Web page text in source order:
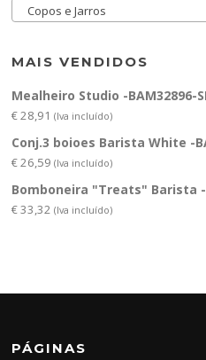
Copos e Jarros
MAIS VENDIDOS
Mealheiro Studio -BAM32896-
€28,91 (Iva incluído)
Conj.3 boioes Barista White -
€26,59 (Iva incluído)
Bomboneira "Treats" Barista -
€33,32 (Iva incluído)
PÁGINAS